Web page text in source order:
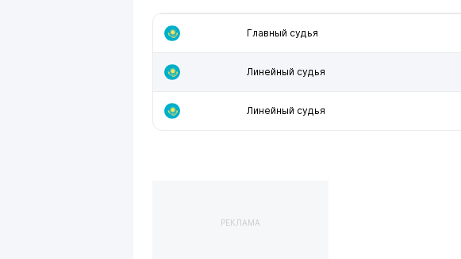
Главный судья
Линейный судья
Линейный судья
РЕКЛАМА